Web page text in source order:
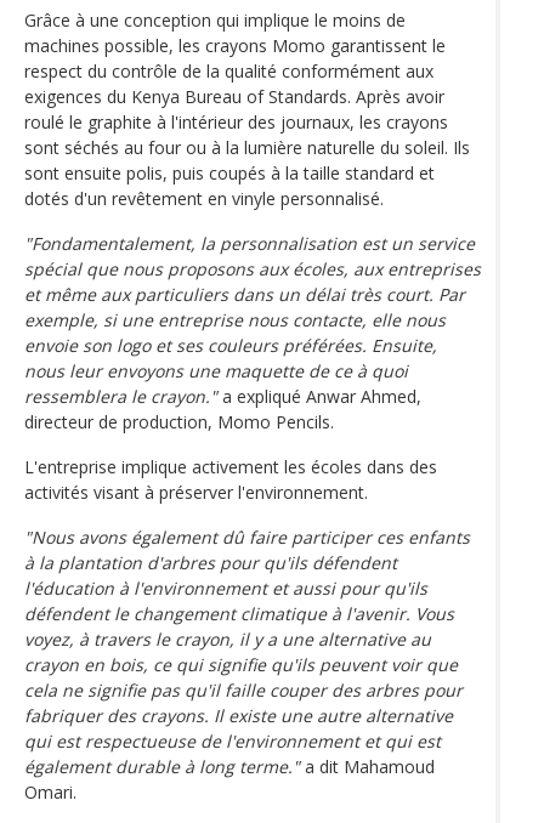
Grâce à une conception qui implique le moins de
machines possible, les crayons Momo garantissent le
respect du contrôle de la qualité conformément aux
exigences du Kenya Bureau of Standards. Après avoir
roulé le graphite à l'intérieur des journaux, les crayons
sont séchés au four ou à la lumière naturelle du soleil. Ils
sont ensuite polis, puis coupés à la taille standard et
dotés d'un revêtement en vinyle personnalisé.
"Fondamentalement, la personnalisation est un service
spécial que nous proposons aux écoles, aux entreprises
et même aux particuliers dans un délai très court. Par
exemple, si une entreprise nous contacte, elle nous
envoie son logo et ses couleurs préférées. Ensuite,
nous leur envoyons une maquette de ce à quoi
ressemblera le crayon."a expliqué Anwar Ahmed,
directeur de production, Momo Pencils.
L'entreprise implique activement les écoles dans des
activités visant à préserver l'environnement.
"Nous avons également dû faire participer ces enfants
à la plantation d'arbres pour qu'ils défendent
l'éducation à l'environnement et aussi pour qu'ils
défendent le changement climatique à l'avenir. Vous
voyez, à travers le crayon, il y a une alternative au
crayon en bois, ce qui signifie qu'ils peuvent voir que
cela ne signifie pas qu'il faille couper des arbres pour
fabriquer des crayons. Il existe une autre alternative
qui est respectueuse de l'environnement et qui est
également durable à long terme."a dit Mahamoud
Omari.